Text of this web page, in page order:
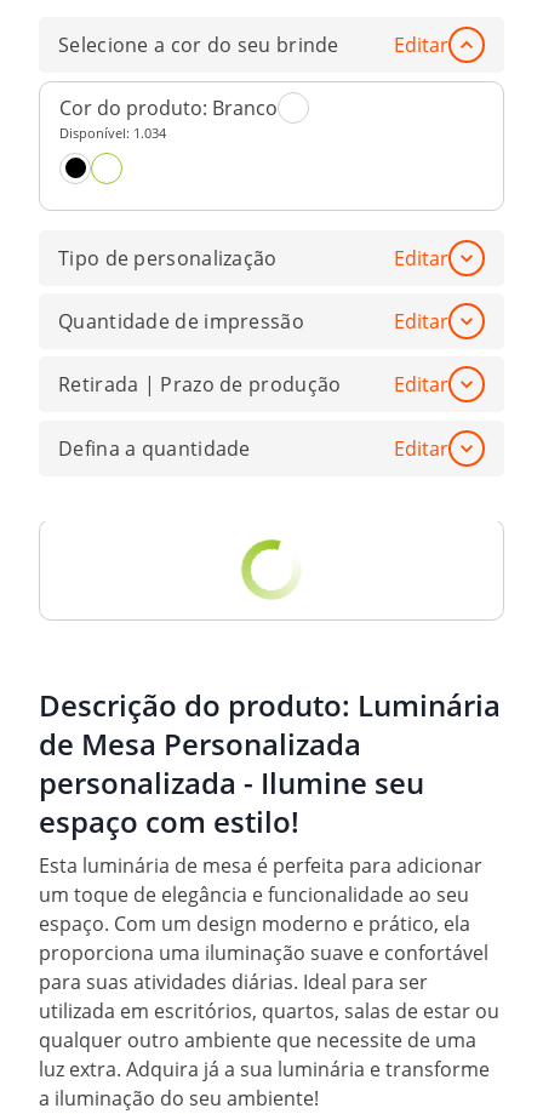
Selecione a cor do seu brinde Editar
Cor do produto: Branco
Disponível: 1.034
Tipo de personalização Editar
Quantidade de impressão Editar
Retirada | Prazo de produção Editar
Defina a quantidade Editar
Descrição do produto: Luminária
de Mesa Personalizada
personalizada - Ilumine seu
espaço com estilo!
Esta luminária de mesa é perfeita para adicionar
um toque de elegância e funcionalidade ao seu
espaço. Com um design moderno e prático, ela
proporciona uma iluminação suave e confortável
para suas atividades diárias. Ideal para ser
utilizada em escritórios, quartos, salas de estar ou
qualquer outro ambiente que necessite de uma
luz extra. Adquira já a sua luminária e transforme
a iluminação do seu ambiente!